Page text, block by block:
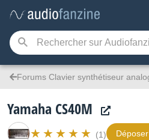
Forums Clavier synthétiseur
Yamaha CS40M
(1)